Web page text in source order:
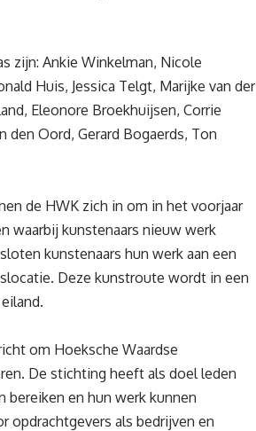
zijn: Ankie Winkelman, Nicole
Huis, Jessica Telgt, Marijke van der
Eleonore Broekhuijsen, Corrie
den Oord, Gerard Bogaerds, Ton
de HWK zich in om in het voorjaar
waarbij kunstenaars nieuw werk
kunstenaars hun werk aan een
Deze kunstroute wordt in een
om Hoeksche Waardse
De stichting heeft als doel leden
bereiken en hun werk kunnen
opdrachtgevers als bedrijven en